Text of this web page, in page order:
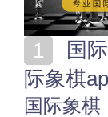
际象棋
国际象棋